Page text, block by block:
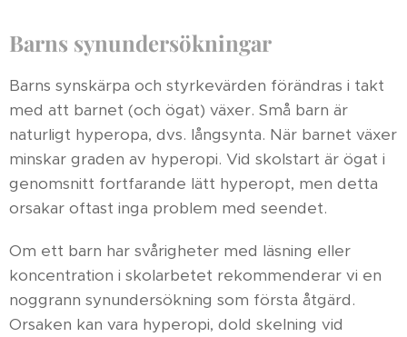
Barns synundersökningar
Barns synskärpa och styrkevärden förändras i takt
med att barnet (och ögat) växer. Små barn är
naturligt hyperopa, dvs. långsynta. När barnet växer
minskar graden av hyperopi. Vid skolstart är ögat i
genomsnitt fortfarande lätt hyperopt, men detta
orsakar oftast inga problem med seendet.
Om ett barn har svårigheter med läsning eller
koncentration i skolarbetet rekommenderar vi en
noggrann synundersökning som första åtgärd.
Orsaken kan vara hyperopi, dold skelning vid